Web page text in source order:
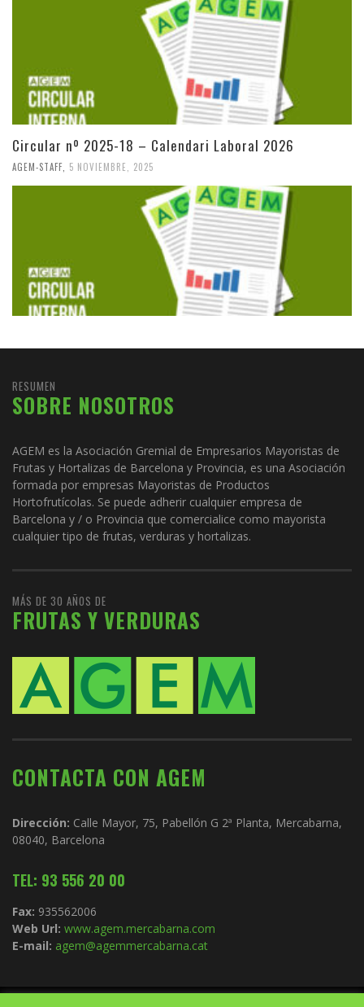
Circular nº 2025-18 – Calendari Laboral 2026
AGEM-STAFF 5 NOVIEMBRE, 2025
RESUMEN
SOBRE NOSOTROS
AGEM es la Asociación Gremial de Empresarios Mayoristas de
Frutas y Hortalizas de Barcelona y Provincia, es una Asociación
formada por empresas Mayoristas de Productos
Hortofrutícolas. Se puede adherir cualquier empresa de
Barcelona y / o Provincia que comercialice como mayorista
cualquier tipo de frutas, verduras y hortalizas.
MÁS DE 30 AÑOS DE
FRUTAS Y VERDURAS
CONTACTA CON AGEM
Dirección: Calle Mayor, 75, Pabellón G 2ª Planta, Mercabarna,
08040, Barcelona
TEL: 93 556 20 00
Fax: 935562006
Web Url: www.agem.mercabarna.com
E-mail: agem@agemmercabarna.cat